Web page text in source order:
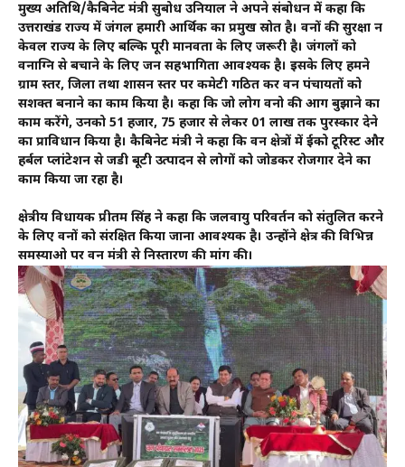
मुख्य अतिथि/कैबिनेट मंत्री सुबोध उनियाल ने अपने संबोधन में कहा कि
उत्तराखंड राज्य में जंगल हमारी आर्थिक का प्रमुख स्रोत है। वनों की सुरक्षा न
केवल राज्य के लिए बल्कि पूरी मानवता के लिए जरूरी है। जंगलों को
वनाग्नि से बचाने के लिए जन सहभागिता आवश्यक है। इसके लिए हमने
ग्राम स्तर, जिला तथा शासन स्तर पर कमेटी गठित कर वन पंचायतों को
सशक्त बनाने का काम किया है। कहा कि जो लोग वनो की आग बुझाने का
काम करेंगे, उनको 51 हजार, 75 हजार से लेकर 01 लाख तक पुरस्कार देने
का प्राविधान किया है। कैबिनेट मंत्री ने कहा कि वन क्षेत्रों में ईको टूरिस्ट और
हर्बल प्लांटेशन से जडी बूटी उत्पादन से लोगों को जोडकर रोजगार देने का
काम किया जा रहा है।
क्षेत्रीय विधायक प्रीतम सिंह ने कहा कि जलवायु परिवर्तन को संतुलित करने
के लिए वनों को संरक्षित किया जाना आवश्यक है। उन्होंने क्षेत्र की विभिन्न
समस्याओ पर वन मंत्री से निस्तारण की मांग की।